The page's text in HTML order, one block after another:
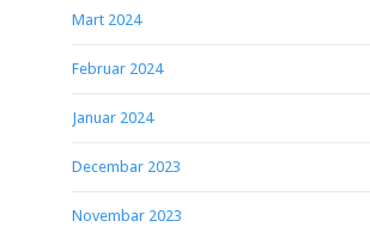
Mart 2024
Februar 2024
Januar 2024
Decembar 2023
Novembar 2023